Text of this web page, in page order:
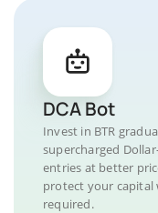
DCA Bot
Invest in BTR
supercharged
entries at better
protect your capital
required.